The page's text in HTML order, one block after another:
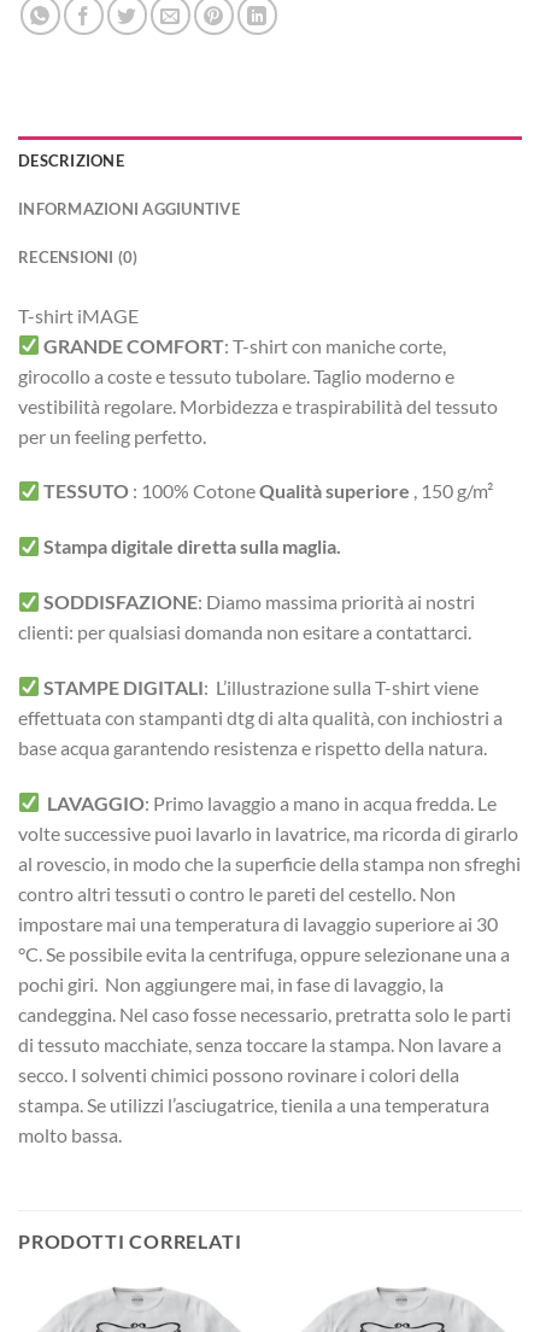
DESCRIZIONE
INFORMAZIONI AGGIUNTIVE
RECENSIONI (0)
T-shirt iMAGE
GRANDE COMFORT:T-shirt con maniche corte,
girocollo a coste e tessuto tubolare. Taglio moderno e
vestibilità regolare. Morbidezza e traspirabilità del tessuto
per un feeling perfetto.
TESSUTO : 100% CotoneQualità superiore , 150 g/m²
Stampa digitale diretta sulla maglia.
SODDISFAZIONE: Diamo massima priorità ai nostri
clienti: per qualsiasi domanda non esitare a contattarci.
STAMPE DIGITALI: L’illustrazione sulla T-shirt viene
effettuata con stampanti dtg di alta qualità, con inchiostri a
base acqua garantendo resistenza e rispetto della natura.
LAVAGGIO: Primo lavaggio a mano in acqua fredda. Le
volte successive puoi lavarlo in lavatrice, ma ricorda di girarlo
al rovescio, in modo che la superficie della stampa non sfreghi
contro altri tessuti o contro le pareti del cestello. Non
impostare mai una temperatura di lavaggio superiore ai 30
°C. Se possibile evita la centrifuga, oppure selezionane una a
pochi giri. Non aggiungere mai, in fase di lavaggio, la
candeggina. Nel caso fosse necessario, pretratta solo le parti
di tessuto macchiate, senza toccare la stampa. Non lavare a
secco. I solventi chimici possono rovinare i colori della
stampa. Se utilizzi l’asciugatrice, tienila a una temperatura
molto bassa.
PRODOTTI CORRELATI